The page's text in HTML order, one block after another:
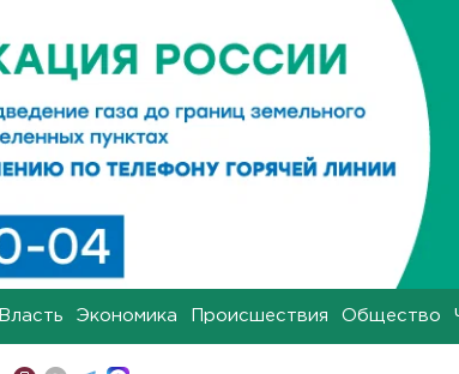
Власть Экономика Происшествия Общество